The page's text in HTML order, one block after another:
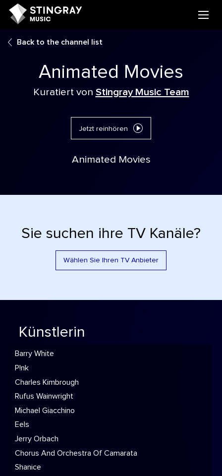
Back to the channel list
Animated Movies
Kuratiert von Stingray Music Team
Jetzt reinhören
Animated Movies
Sie suchen ihre TV Kanäle?
Wählen Sie Ihren TV Anbieter
Künstlerin
Barry White
P!nk
Charles Kimbrough
Rufus Wainwright
Michael Giacchino
Eels
Jerry Orbach
Chorus And Orchestra Of Camarata
Shanice